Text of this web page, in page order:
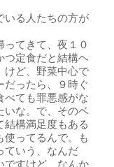
いる人たちの方が
ってきて、夜１０
つ定食だと結構ヘ
けど、野菜中心で
だったら、９時ぐ
べても罪悪感がな
いな。で、そのベ
結構満足度もある
使ってるんで。も
ていう、なんだ